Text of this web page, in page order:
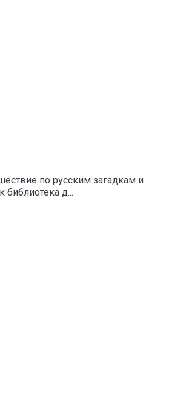
по русским загадкам и
библиотека д...